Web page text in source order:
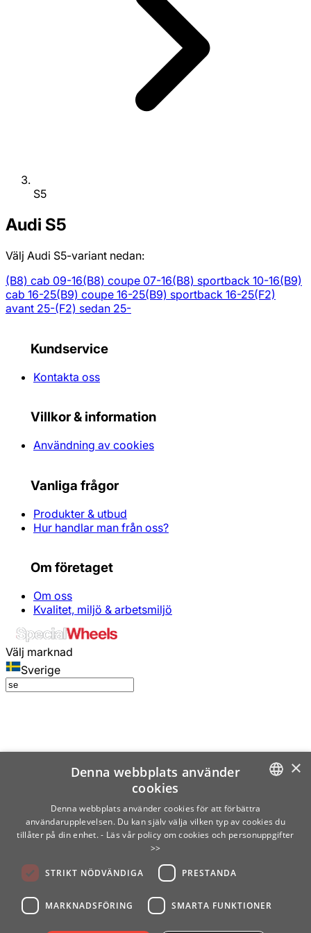
S5
Audi S5
Välj Audi S5-variant nedan:
(B8) cab 09-16(B8) coupe 07-16(B8) sportback 10-16(B9)
cab 16-25(B9) coupe 16-25(B9) sportback 16-25(F2)
avant 25-(F2) sedan 25-
Kundservice
Kontakta oss
Villkor & information
Användning av cookies
Vanliga frågor
Produkter & utbud
Hur handlar man från oss?
Om företaget
Om oss
Kvalitet, miljö & arbetsmiljö
Välj marknad
Sverige
SWEDISH
×
Denna webbplats använder
cookies
Denna webbplats använder cookies för att förbättra
användarupplevelsen. Du kan själv välja vilken typ av cookies du
tillåter på din enhet. - Läs vår policy om cookies och personuppgifter
>>
STRIKT NÖDVÄNDIGA PRESTANDA
MARKNADSFÖRING SMARTA FUNKTIONER